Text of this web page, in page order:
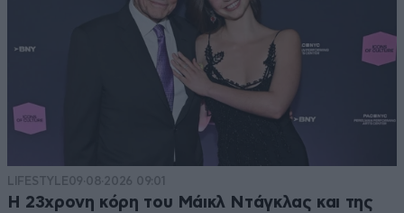
LIFESTYLE09·08·2026 09:01
Η 23χρονη κόρη τoυ Μάικλ Ντάγκλας και της